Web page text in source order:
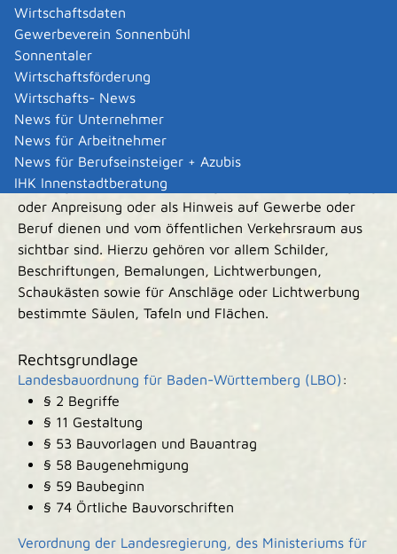
Wirtschaftsdaten
Gewerbeverein Sonnenbühl
Sonnentaler
Wirtschaftsförderung
Wirtschafts- News
News für Unternehmer
News für Arbeitnehmer
News für Berufseinsteiger + Azubis
IHK Innenstadtberatung
zuständigen Behörde
Bearbeitungsdauer
abhängig von Ihrem Einzelfall und der Anzahl beteiligter
Stellen
Hinweise
Anlagen der Außenwerbung (Werbeanlagen) sind alle
örtlich gebundenen Einrichtungen, die der Ankündigung
oder Anpreisung oder als Hinweis auf Gewerbe oder
Beruf dienen und vom öffentlichen Verkehrsraum aus
sichtbar sind. Hierzu gehören vor allem Schilder,
Beschriftungen, Bemalungen, Lichtwerbungen,
Schaukästen sowie für Anschläge oder Lichtwerbung
bestimmte Säulen, Tafeln und Flächen.
Rechtsgrundlage
Landesbauordnung für Baden-Württemberg (LBO) :
§ 2 Begriffe
§ 11 Gestaltung
§ 53 Bauvorlagen und Bauantrag
§ 58 Baugenehmigung
§ 59 Baubeginn
§ 74 Örtliche Bauvorschriften
Verordnung der Landesregierung, des Ministeriums für